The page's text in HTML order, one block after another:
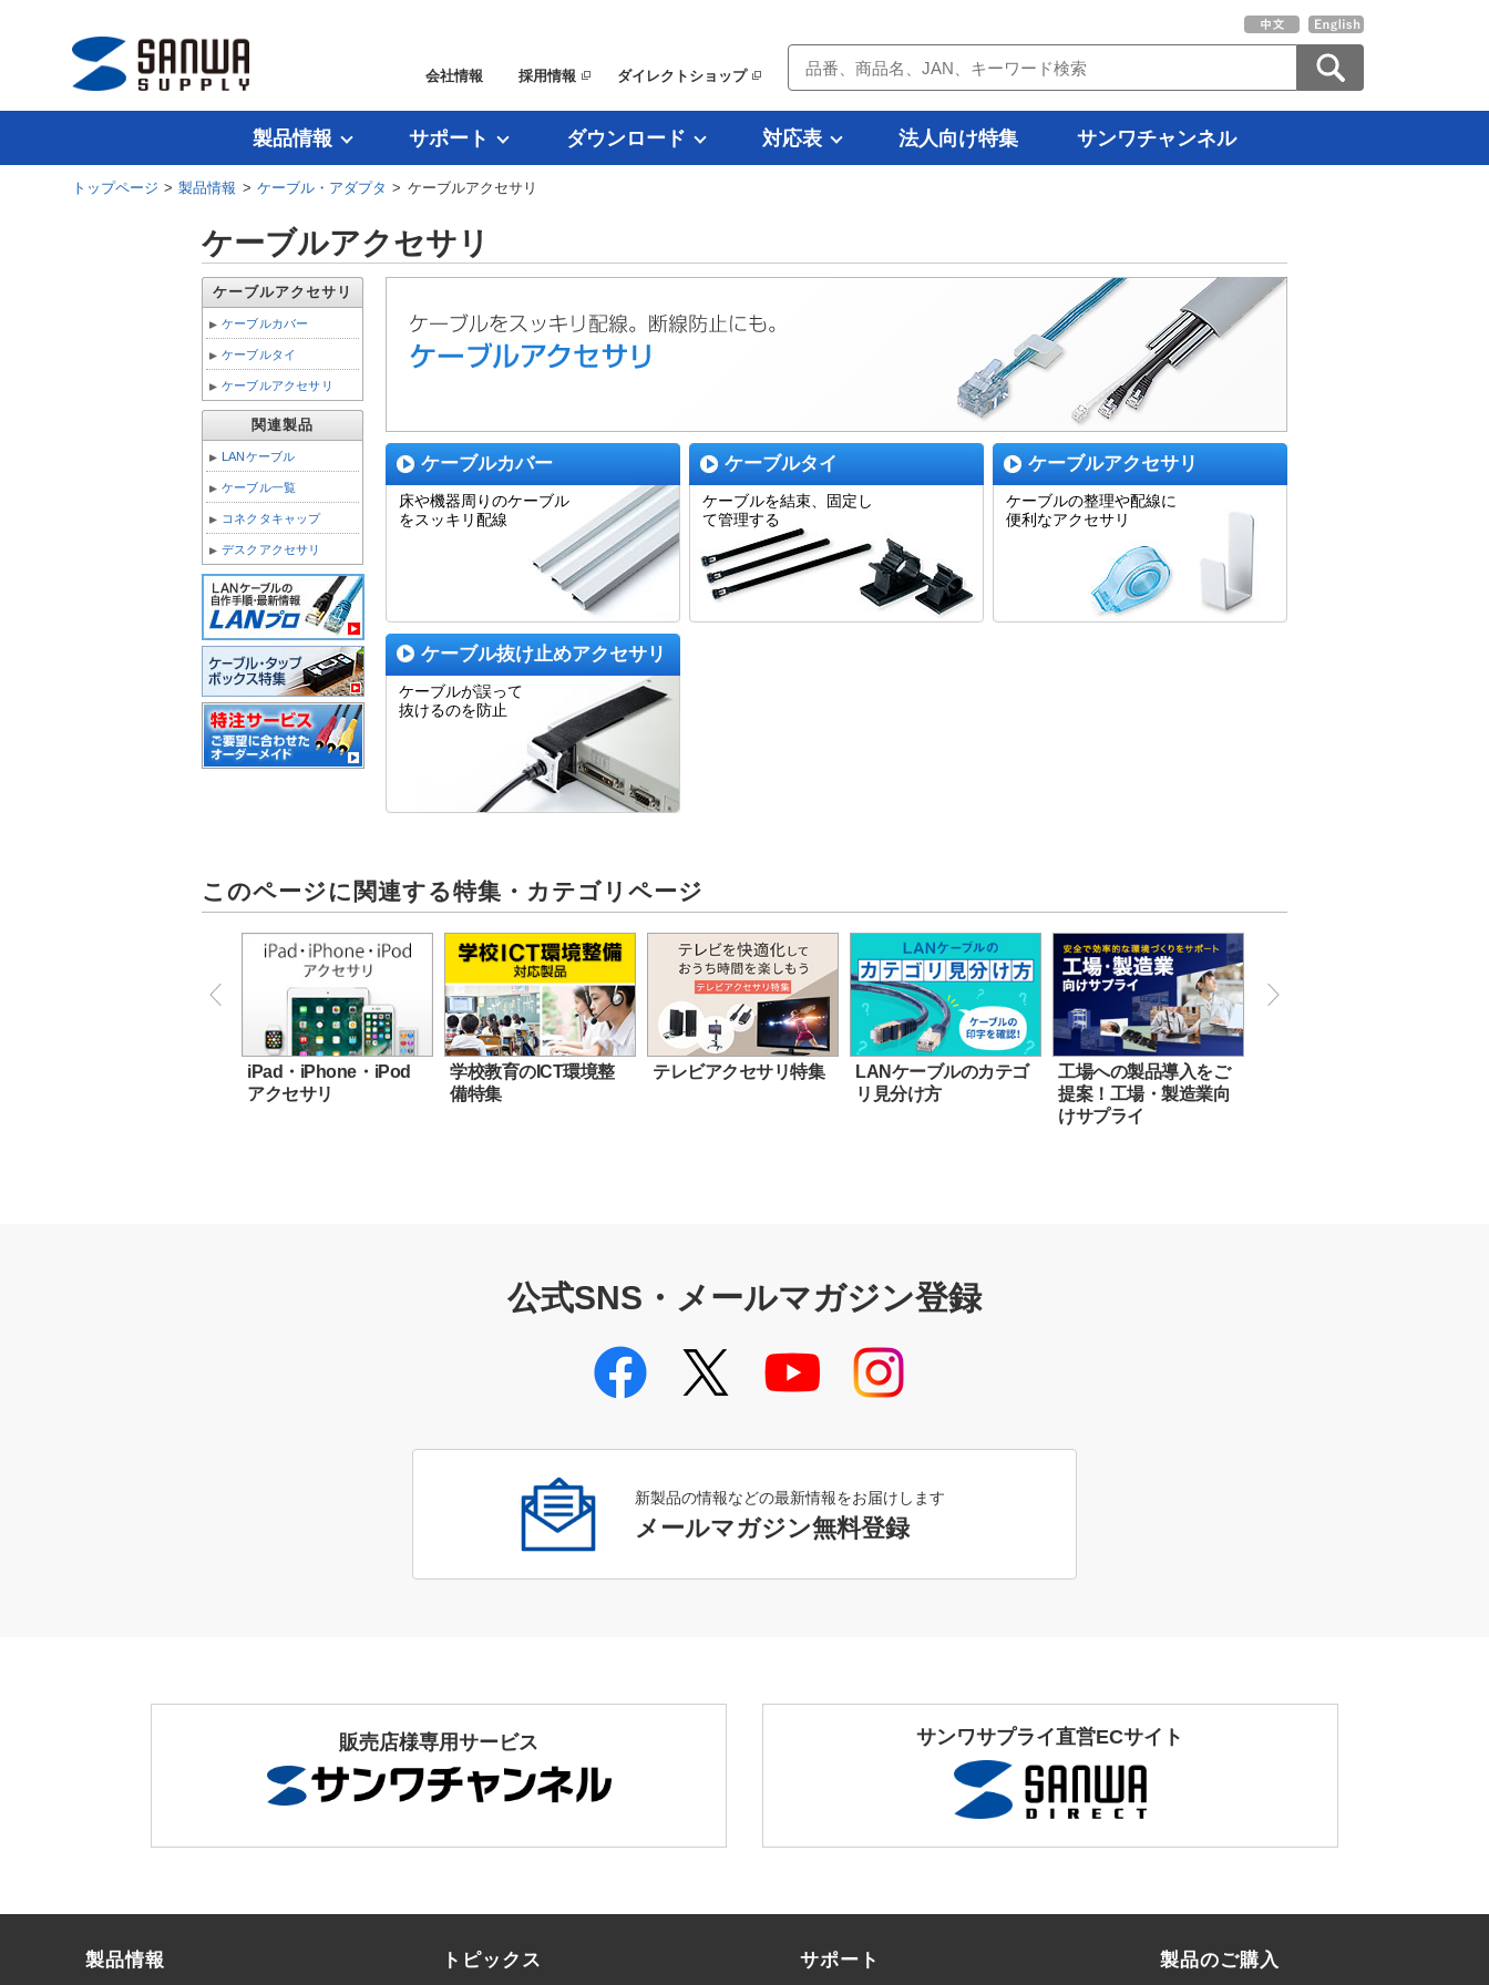
会社情報 採用情報 ダイレクトショップ
製品情報 サポート ダウンロード 対応表 法人向け特集 サンワチャンネル
トップページ >製品情報 > ケーブル・アダプタ > ケーブルアクセサリ
ケーブルアクセサリ
ケーブルカバー
床や機器周りのケーブル
をスッキリ配線
ケーブルタイ
ケーブルを結束、固定し
て管理する
ケーブルアクセサリ
ケーブルの整理や配線に
便利なアクセサリ
ケーブル抜け止めアクセサリ
ケーブルが誤って
抜けるのを防止
ケーブルアクセサリ
ケーブルカバー
ケーブルタイ
ケーブルアクセサリ
関連製品
LANケーブル
ケーブル一覧
コネクタキャップ
デスクアクセサリ
このページに関連する特集・カテゴリページ
iPad・iPhone・iPod
アクセサリ
学校教育のICT環境整
備特集
テレビアクセサリ特集
LANケーブルのカテゴ
リ見分け方
工場への製品導入をご
提案！工場・製造業向
けサプライ
公式SNS・メールマガジン登録
新製品の情報などの最新情報をお届けします
メールマガジン無料登録
販売店様専用サービス サンワサプライ直営ECサイト
製品情報 トピックス サポート 製品のご購入